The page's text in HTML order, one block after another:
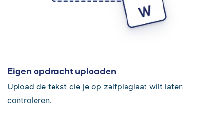
Eigen opdracht uploaden
Upload de tekst die je op zelfplagiaat wilt laten
controleren.